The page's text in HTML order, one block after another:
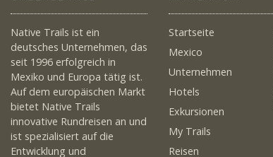
Native Trails ist ein
deutsches Unternehmen, das
seit 1996 erfolgreich in
Mexiko und Europa tätig ist.
Auf dem europäischen Markt
bietet Native Trails
innovative Rundreisen an und
ist spezialisiert auf die
Entwicklung und
Startseite
Mexico
Unternehmen
Hotels
Exkursionen
My Trails
Reisen